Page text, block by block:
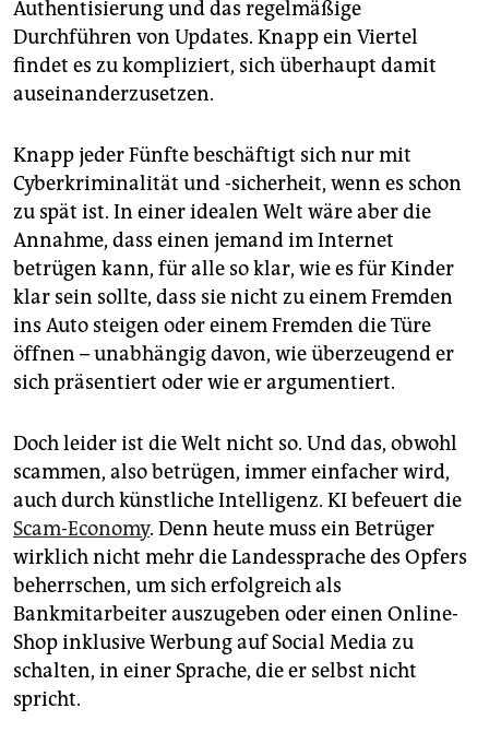
Authentisierung und das regelmäßige
Durchführen von Updates. Knapp ein Viertel
findet es zu kompliziert, sich überhaupt damit
auseinanderzusetzen.
Knapp jeder Fünfte beschäftigt sich nur mit
Cyberkriminalität und -sicherheit, wenn es schon
zu spät ist. In einer idealen Welt wäre aber die
Annahme, dass einen jemand im Internet
betrügen kann, für alle so klar, wie es für Kinder
klar sein sollte, dass sie nicht zu einem Fremden
ins Auto steigen oder einem Fremden die Türe
öffnen – unabhängig davon, wie überzeugend er
sich präsentiert oder wie er argumentiert.
Doch leider ist die Welt nicht so. Und das, obwohl
scammen, also betrügen, immer einfacher wird,
auch durch künstliche Intelligenz. KI befeuert die
Scam-Economy. Denn heute muss ein Betrüger
wirklich nicht mehr die Landessprache des Opfers
beherrschen, um sich erfolgreich als
Bankmitarbeiter auszugeben oder einen Online-
Shop inklusive Werbung auf Social Media zu
schalten, in einer Sprache, die er selbst nicht
spricht.